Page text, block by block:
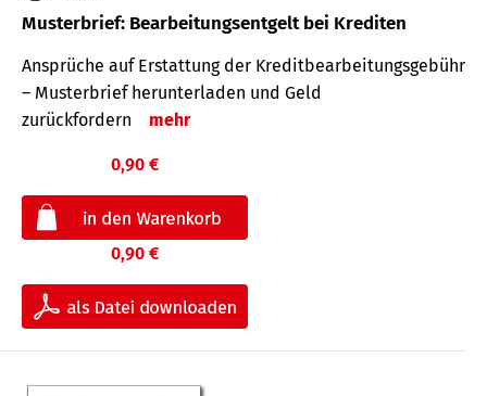
Musterbrief: Bearbeitungsentgelt bei Krediten
Ansprüche auf Erstattung der Kreditbearbeitungsgebühr
– Musterbrief herunterladen und Geld
zurückfordern
mehr
0,90 €
0,90 €